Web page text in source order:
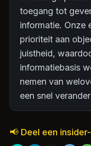
toegang tot
informatie. Onze
prioriteit aan
juistheid,
informatiebasis
nemen van
een snel
📢 Deel een